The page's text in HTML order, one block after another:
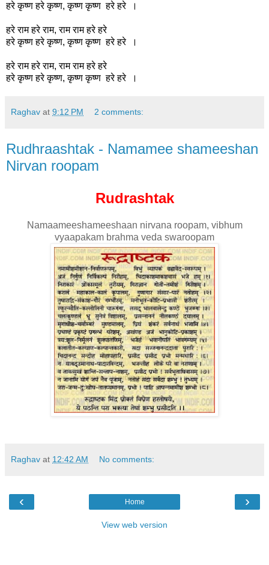
हरे कृष्ण हरे कृष्ण, कृष्ण कृष्ण हरे हरे ।
हरे राम हरे राम, राम राम हरे हरे
हरे कृष्ण हरे कृष्ण, कृष्ण कृष्ण हरे हरे ।
हरे राम हरे राम, राम राम हरे हरे
हरे कृष्ण हरे कृष्ण, कृष्ण कृष्ण हरे हरे ।
Raghav at 9:12 PM 2 comments:
Rudhraashtak - Namamee shameeshan
Nirvan roopam
Rudrashtak
Namaameeshameeshaan nirvana roopam, vibhum
vyaapakam brahma veda swaroopam
Raghav at 12:42 AM No comments:
‹ ›
Home
View web version